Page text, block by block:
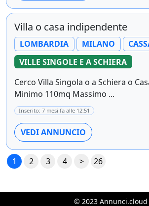
Villa o casa indipendente
LOMBARDIA MILANO
VILLE SINGOLE E A SCHIERA
Cerco Villa Singola o a Schiera o
Minimo 110mq Massimo ...
Inserito: 7 mesi fa alle 12:51
VEDI ANNUNCIO
1 2 3 4 > 26
© 2023 Annunci.cloud